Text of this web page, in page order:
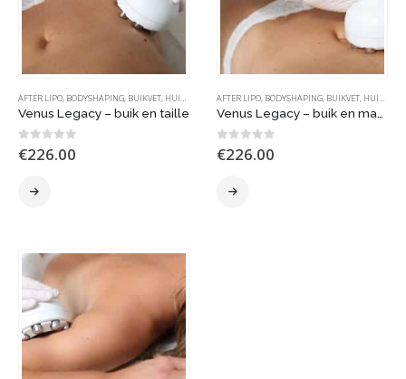
AFTER LIPO, BODYSHAPING, BUIKVET, HUIDVERSLAPPING ,VENUS LEGACY | MP2
Venus Legacy – buik en taille
0out of 5
€226.00
AFTER LIPO, BODYSHAPING, BUIKVET, HUIDVERSLAPPING
Venus Legacy – buik en maagstreek
0out of 5
€226.00